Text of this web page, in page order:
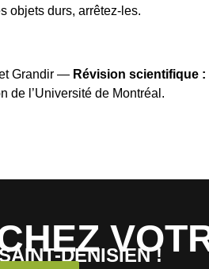
objets durs, arrêtez-les.
Grandir — Révision scientifique :
de l’Université de Montréal.
DENISIEN !